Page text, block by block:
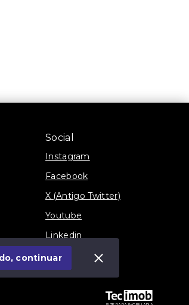
Social
Instagram
Facebook
X (Antigo Twitter)
Youtube
Linkedin
Blog
continuar